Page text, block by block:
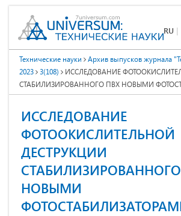
RU |
Технические науки
Архив выпусков журнала
2023
3(108)
ИССЛЕДОВАНИЕ
СТАБИЛИЗИРОВАННОГО ПВХ НОВЫМИ
ИССЛЕДОВАНИЕ
ФОТООКИСЛИТЕЛЬНОЙ
ДЕСТРУКЦИИ
НОВЫМИ